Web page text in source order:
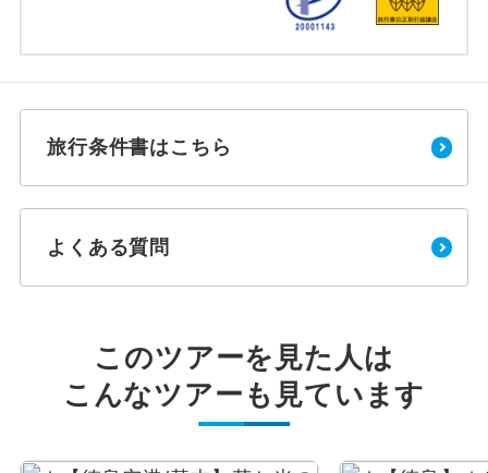
旅行条件書はこちら
よくある質問
このツアーを見た人は
こんなツアーも見ています